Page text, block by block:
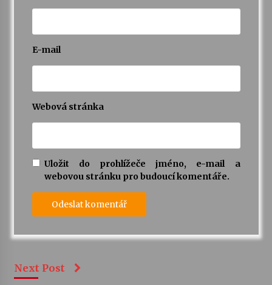
E-mail
Webová stránka
Uložit do prohlížeče jméno, e-mail a
webovou stránku pro budoucí komentáře.
Next Post